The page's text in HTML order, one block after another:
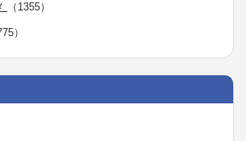
（1355）
）